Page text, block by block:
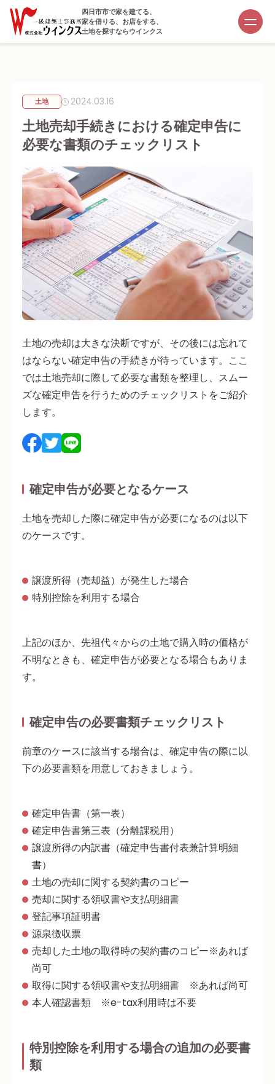
四日市市で家を建てる、
家を借りる、お店をする、
土地を探すならウインクス
土地 2024.03.16
土地売却手続きにおける確定申告に
必要な書類のチェックリスト
土地の売却は大きな決断ですが、その後には忘れて
はならない確定申告の手続きが待っています。ここ
では土地売却に際して必要な書類を整理し、スムー
ズな確定申告を行うためのチェックリストをご紹介
します。
確定申告が必要となるケース
土地を売却した際に確定申告が必要になるのは以下
のケースです。
譲渡所得（売却益）が発生した場合
特別控除を利用する場合
上記のほか、先祖代々からの土地で購入時の価格が
不明なときも、確定申告が必要となる場合もありま
す。
確定申告の必要書類チェックリスト
前章のケースに該当する場合は、確定申告の際に以
下の必要書類を用意しておきましょう。
確定申告書（第一表）
確定申告書第三表（分離課税用）
譲渡所得の内訳書（確定申告書付表兼計算明細
書）
土地の売却に関する契約書のコピー
売却に関する領収書や支払明細書
登記事項証明書
源泉徴収票
売却した土地の取得時の契約書のコピー※あれば
尚可
取得に関する領収書や支払明細書 ※あれば尚可
本人確認書類 ※e-tax利用時は不要
特別控除を利用する場合の追加の必要書
類